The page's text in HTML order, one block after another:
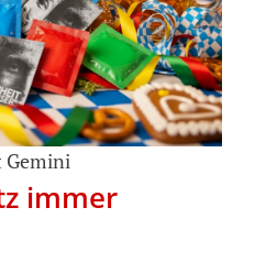
Gemini
immer